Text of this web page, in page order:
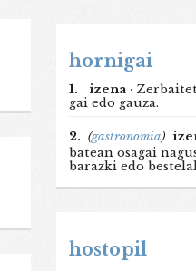
hornigai
1. izena ·
gai edo gauza.
2. (gastronomia)
batean osagai
barazki edo
hostopil